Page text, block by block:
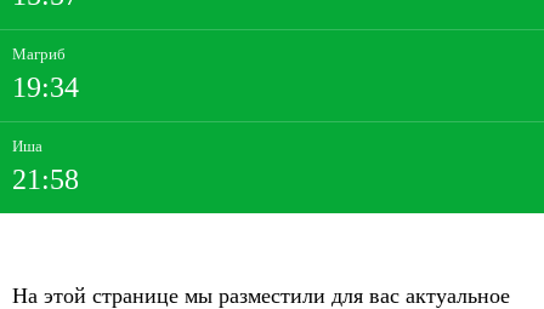
Магриб
19:34
Иша
21:58
На этой странице мы разместили для вас актуальное